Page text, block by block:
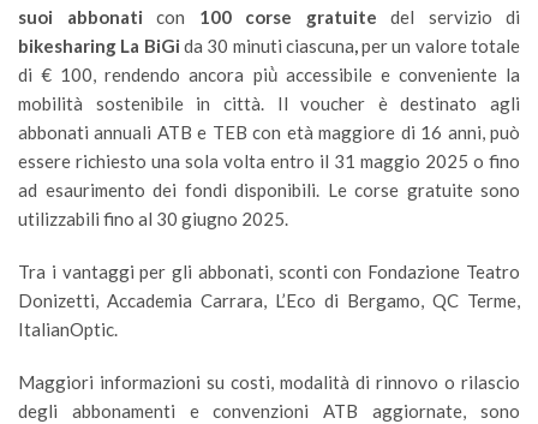
suoi abbonati con 100 corse gratuite del servizio di
bikesharing La BiGi da 30 minuti ciascuna,per un valore totale
di € 100, rendendo ancora più̀ accessibile e conveniente la
mobilità sostenibile in città. Il voucher è destinato agli
abbonati annuali ATB e TEB con età maggiore di 16 anni, può
essere richiesto una sola volta entro il 31 maggio 2025 o fino
ad esaurimento dei fondi disponibili. Le corse gratuite sono
utilizzabili fino al 30 giugno 2025.
Tra i vantaggi per gli abbonati, sconti con Fondazione Teatro
Donizetti, Accademia Carrara, L’Eco di Bergamo, QC Terme,
ItalianOptic.
Maggiori informazioni su costi, modalità di rinnovo o rilascio
degli abbonamenti e convenzioni ATB aggiornate, sono